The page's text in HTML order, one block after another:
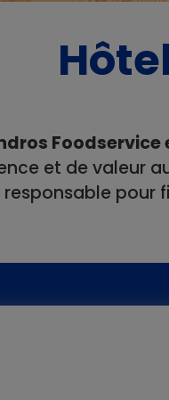
Foodservice
et de valeur
responsable pour